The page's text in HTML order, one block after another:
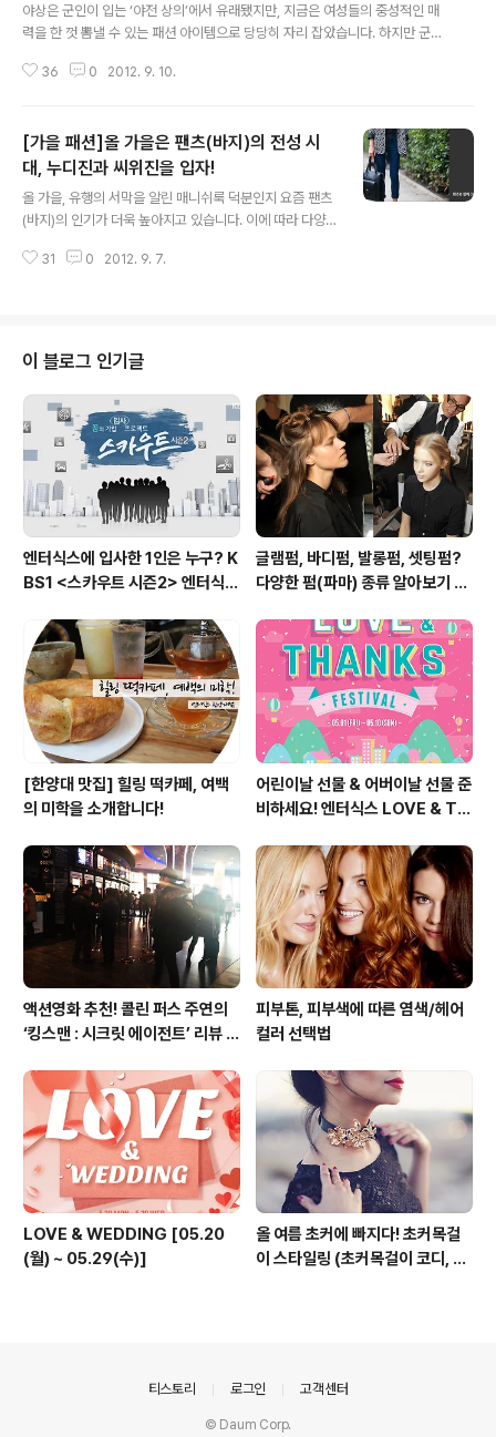
야상은 군인이 입는 ‘야전 상의’에서 유래됐지만, 지금은 여성들의 중성적인 매
력을 한 껏 뽐낼 수 있는 패션 아이템으로 당당히 자리 잡았습니다. 하지만 군대
죠. 이럴 때 또한 번 느낍니다. 남자와 여자의 보는 눈은 정말 다르구나. 하지만
atch)' 하라. 야상의 인기가 식을 줄 모르며 다양한 디자인이 선보여지고 있습니
다. 그 중 오늘 소개해 드릴 야상은 여성의 전유물인 허리라인을 살릴 수 있는 야
상. 이런 스타일의 야상은 허리라인을 잡아주는 끈이 있는 것이 보통인데, 이..
36 0 2012. 9. 10.
[가을 패션]올 가을은 팬츠(바지)의 전성 시
대, 누디진과 씨위진을 입자!
올 가을, 유행의 서막을 알린 매니쉬룩 덕분인지 요즘 팬츠
(바지)의 인기가 더욱 높아지고 있습니다. 이에 따라 다양
스키니진의 독주는 계속 될 예정인데요. 이와 함께 와이드
되었습니다. 게다가 하체비만이 많은 동양인들의 결점을
커버해주는 효자 중의 효자 아이템으로, 이젠 대중들에게
사랑 받을 일만 남았어요. 그리고 크롭트 팬츠! 남성들 사이
에서는 이미 열풍이 불고 있는 크롭트 팬츠가 올 가을에는
여성들에게도 큰 사랑을 받을 전망이랍니다. 여러분은 올
가을, 어떤 팬츠(바지)를 구..
31 0 2012. 9. 7.
이 블로그 인기글
엔터식스에 입사한 1인은 누구? K
BS1 <스카우트 시즌2> 엔터식스
글램펌, 바디펌, 발롱펌, 셋팅펌?
다양한 펌(파마) 종류 알아보기 여
[한양대 맛집] 힐링 떡카페, 여백
의 미학을 소개합니다!
어린이날 선물 & 어버이날 선물 준
비하세요! 엔터식스 LOVE & TH
~ 05.10]
액션영화 추천! 콜린 퍼스 주연의
‘킹스맨 : 시크릿 에이전트’ 리뷰 &
피부톤, 피부색에 따른 염색/헤어
컬러 선택법
LOVE & WEDDING [05.20
(월) ~ 05.29(수)]
올 여름 초커에 빠지다! 초커목걸
이 스타일링 (초커목걸이 코디, 초
티스토리 로그인 고객센터
© Daum Corp.